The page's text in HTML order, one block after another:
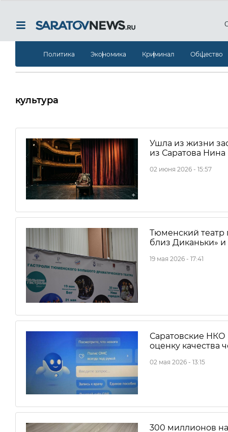
Политика Экономика Криминал Общество
культура
Ушла из жизни
из Саратова
02 июня 2026 - 15:57
Тюменский театр
близ Диканьки»
19 мая 2026 - 17:41
Саратовские НКО
оценку качества
02 мая 2026 - 13:15
300 миллионов